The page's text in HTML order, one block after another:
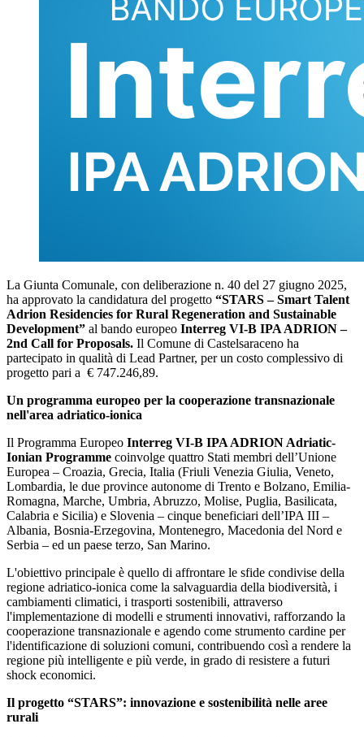
La Giunta Comunale, con deliberazione n. 40 del 27 giugno 2025,
ha approvato la candidatura del progetto “STARS – Smart Talent
Adrion Residencies for Rural Regeneration and Sustainable
Development” al bando europeo Interreg VI-B IPA ADRION –
2nd Call for Proposals. Il Comune di Castelsaraceno ha
partecipato in qualità di Lead Partner, per un costo complessivo di
progetto pari a € 747.246,89.
Un programma europeo per la cooperazione transnazionale
nell'area adriatico-ionica
Il Programma Europeo Interreg VI-B IPA ADRION Adriatic-
Ionian Programme coinvolge quattro Stati membri dell’Unione
Europea – Croazia, Grecia, Italia (Friuli Venezia Giulia, Veneto,
Lombardia, le due province autonome di Trento e Bolzano, Emilia-
Romagna, Marche, Umbria, Abruzzo, Molise, Puglia, Basilicata,
Calabria e Sicilia) e Slovenia – cinque beneficiari dell’IPA III –
Albania, Bosnia-Erzegovina, Montenegro, Macedonia del Nord e
Serbia – ed un paese terzo, San Marino.
L'obiettivo principale è quello di affrontare le sfide condivise della
regione adriatico-ionica come la salvaguardia della biodiversità, i
cambiamenti climatici, i trasporti sostenibili, attraverso
l'implementazione di modelli e strumenti innovativi, rafforzando la
cooperazione transnazionale e agendo come strumento cardine per
l'identificazione di soluzioni comuni, contribuendo così a rendere la
regione più intelligente e più verde, in grado di resistere a futuri
shock economici.
Il progetto “STARS”: innovazione e sostenibilità nelle aree
rurali